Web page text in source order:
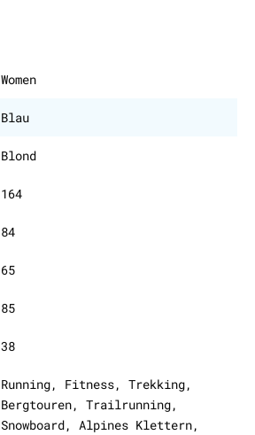
Women
Blau
Blond
164
84
65
85
38
Running, Fitness, Trekking,
Bergtouren, Trailrunning,
Snowboard, Alpines Klettern,